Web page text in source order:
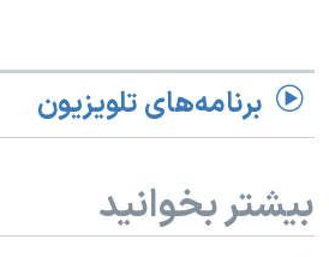
همایش محافظه‌کاران آمریکا «سی‌پک»
صفحه‌های ویژه
برنامه‌های تلویزیون
بیشتر بخوانید